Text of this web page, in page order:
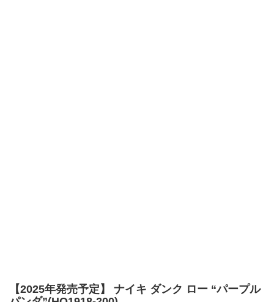
【2025年発売予定】 ナイキ ダンク ロー “パープル